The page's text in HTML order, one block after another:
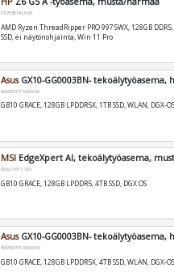
CK7E9ET#UUW
AMD Ryzen ThreadRipper PRO 9975WX, 128GB
SSD, ei näytönohjainta, Win 11 Pro
AsusGX10-GG0003BN- tekoälytyöasema,
90MS0371-M00030
GB10 GRACE, 128GB LPDDR5X, 1TB SSD, WLAN, DGX-
MSI EdgeXpert AI, tekoälytyöasema,
9S6-C9311-32S
GB10 GRACE, 128GB LPDDR5, 4TB SSD, DGX OS
AsusGX10-GG0003BN- tekoälytyöasema,
90MS0371-M000V0
GB10 GRACE, 128GB LPDDR5X, 4TB SSD, WLAN, DGX-